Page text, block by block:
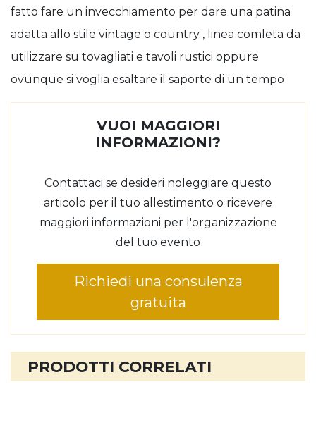
fatto fare un invecchiamento per dare una patina
adatta allo stile vintage o country , linea comleta da
utilizzare su tovagliati e tavoli rustici oppure
ovunque si voglia esaltare il saporte di un tempo
VUOI MAGGIORI
INFORMAZIONI?
Contattaci se desideri noleggiare questo
articolo per il tuo allestimento o ricevere
maggiori informazioni per l'organizzazione
del tuo evento
Richiedi una consulenza
gratuita
PRODOTTI CORRELATI